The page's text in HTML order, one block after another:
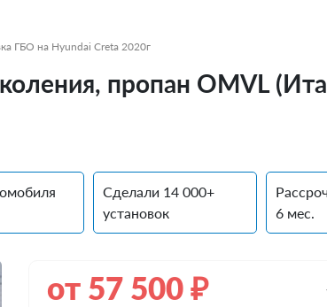
ГБО на Hyundai Creta 2020г
пропан OMVL
Сделали 14 000+
установок
6 мес.
от 57 500₽